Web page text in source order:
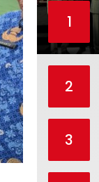
1
2
3